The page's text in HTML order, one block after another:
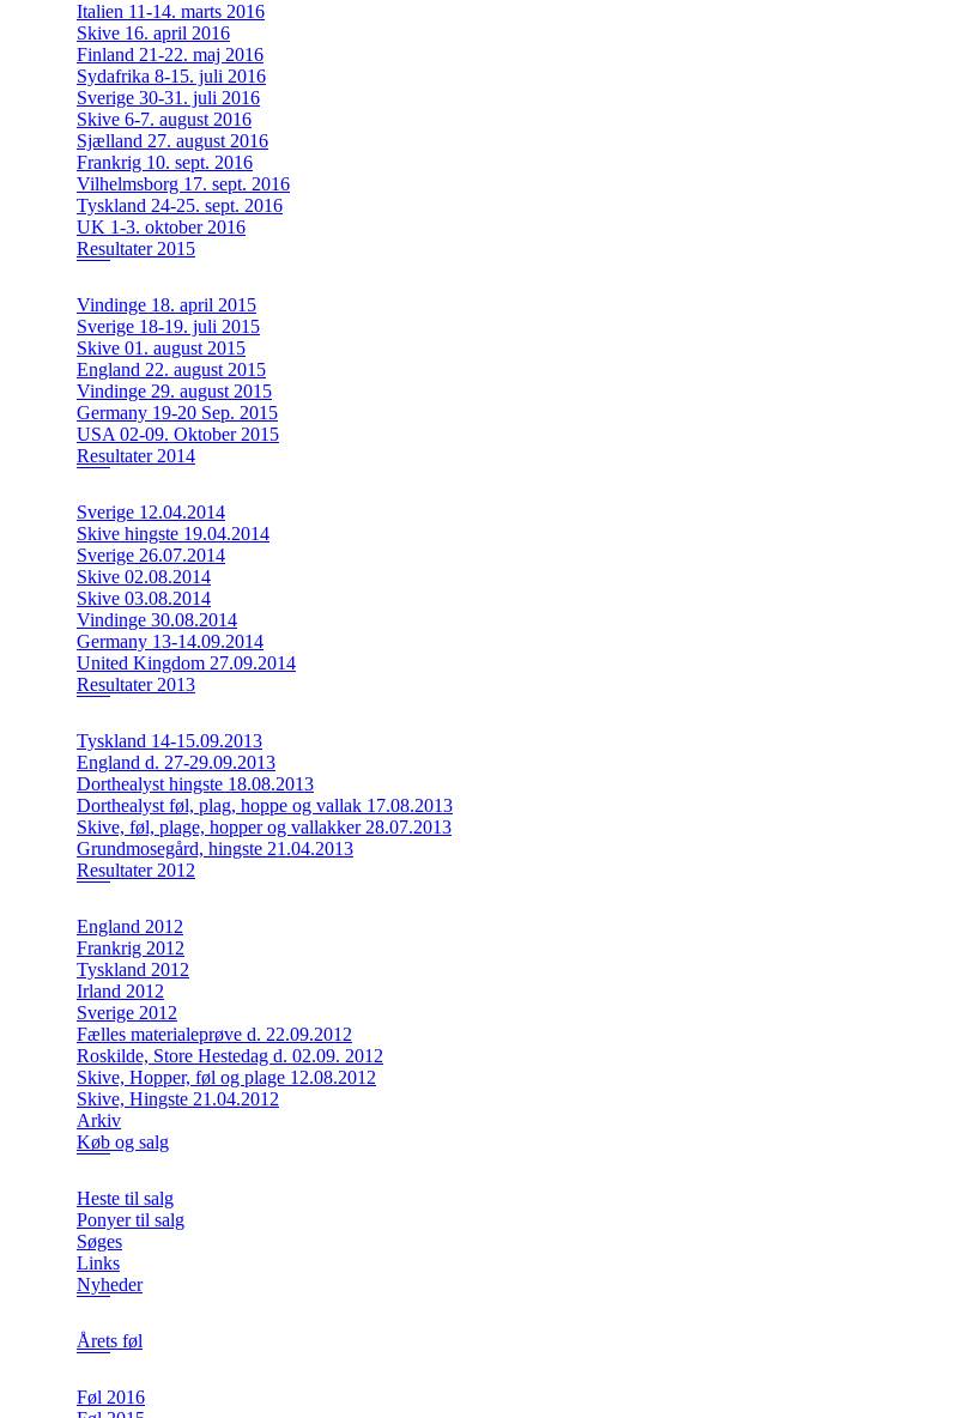
Italien 11-14. marts 2016
Skive 16. april 2016
Finland 21-22. maj 2016
Sydafrika 8-15. juli 2016
Sverige 30-31. juli 2016
Skive 6-7. august 2016
Sjælland 27. august 2016
Frankrig 10. sept. 2016
Vilhelmsborg 17. sept. 2016
Tyskland 24-25. sept. 2016
UK 1-3. oktober 2016
Resultater 2015
Vindinge 18. april 2015
Sverige 18-19. juli 2015
Skive 01. august 2015
England 22. august 2015
Vindinge 29. august 2015
Germany 19-20 Sep. 2015
USA 02-09. Oktober 2015
Resultater 2014
Sverige 12.04.2014
Skive hingste 19.04.2014
Sverige 26.07.2014
Skive 02.08.2014
Skive 03.08.2014
Vindinge 30.08.2014
Germany 13-14.09.2014
United Kingdom 27.09.2014
Resultater 2013
Tyskland 14-15.09.2013
England d. 27-29.09.2013
Dorthealyst hingste 18.08.2013
Dorthealyst føl, plag, hoppe og vallak 17.08.2013
Skive, føl, plage, hopper og vallakker 28.07.2013
Grundmosegård, hingste 21.04.2013
Resultater 2012
England 2012
Frankrig 2012
Tyskland 2012
Irland 2012
Sverige 2012
Fælles materialeprøve d. 22.09.2012
Roskilde, Store Hestedag d. 02.09. 2012
Skive, Hopper, føl og plage 12.08.2012
Skive, Hingste 21.04.2012
Arkiv
Køb og salg
Heste til salg
Ponyer til salg
Søges
Links
Nyheder
Årets føl
Føl 2016